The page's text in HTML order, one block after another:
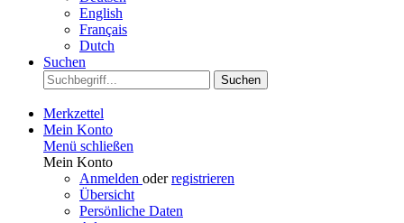
English
Français
Dutch
Suchen
Suchen
Merkzettel
Mein Konto
Menü schließen
Mein Konto
Anmelden oderregistrieren
Übersicht
Persönliche Daten